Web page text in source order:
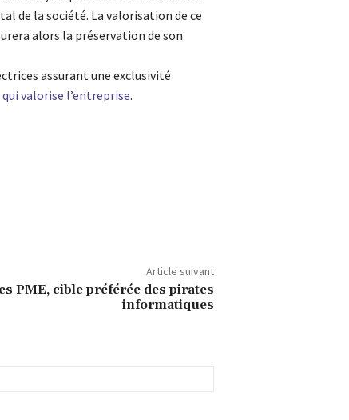
de la société. La valorisation de ce
alors la préservation de son
assurant une exclusivité
valorise l’entreprise.
Article suivant
PME, cible préférée des pirates
informatiques